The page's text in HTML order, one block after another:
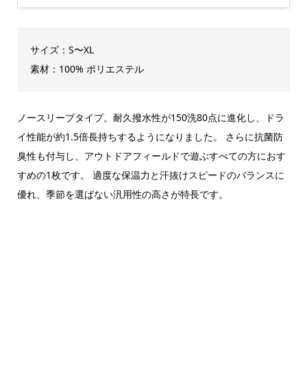
サイズ：S〜XL
素材：100% ポリエステル
ノースリーブタイプ。耐久撥水性が150洗80点に進化し、ドラ
イ性能が約1.5倍長持ちするようになりました。 さらに抗菌防
臭性も付与し、アウトドアフィールドで遊ぶすべての方におす
すめの1枚です。 適度な保温力と汗抜けスピードのバランスに
優れ、季節を選ばない汎用性の高さが特長です。